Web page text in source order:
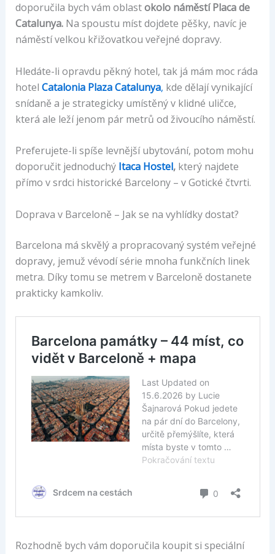
doporučila bych vám oblastokolo náměstí Placa de
Catalunya.Na spoustu míst dojdete pěšky, navíc je
náměstí velkou křižovatkou veřejné dopravy.
Hledáte-li opravdu pěkný hotel, tak já mám moc ráda
hotel Catalonia Plaza Catalunya, kde dělají vynikající
snídaně a je strategicky umístěný v klidné uličce,
která ale leží jenom pár metrů od živoucího náměstí.
Preferujete-li spíše levnější ubytování, potom mohu
doporučit jednoduchý Itaca Hostel,který najdete
přímo v srdci historické Barcelony – v Gotické čtvrti.
Doprava v Barceloně – Jak se na vyhlídky dostat?
Barcelona má skvělý a propracovaný systém veřejné
dopravy, jemuž vévodí série mnoha funkčních linek
metra. Díky tomu se metrem v Barceloně dostanete
prakticky kamkoliv.
Rozhodně bych vám doporučila koupit si speciální